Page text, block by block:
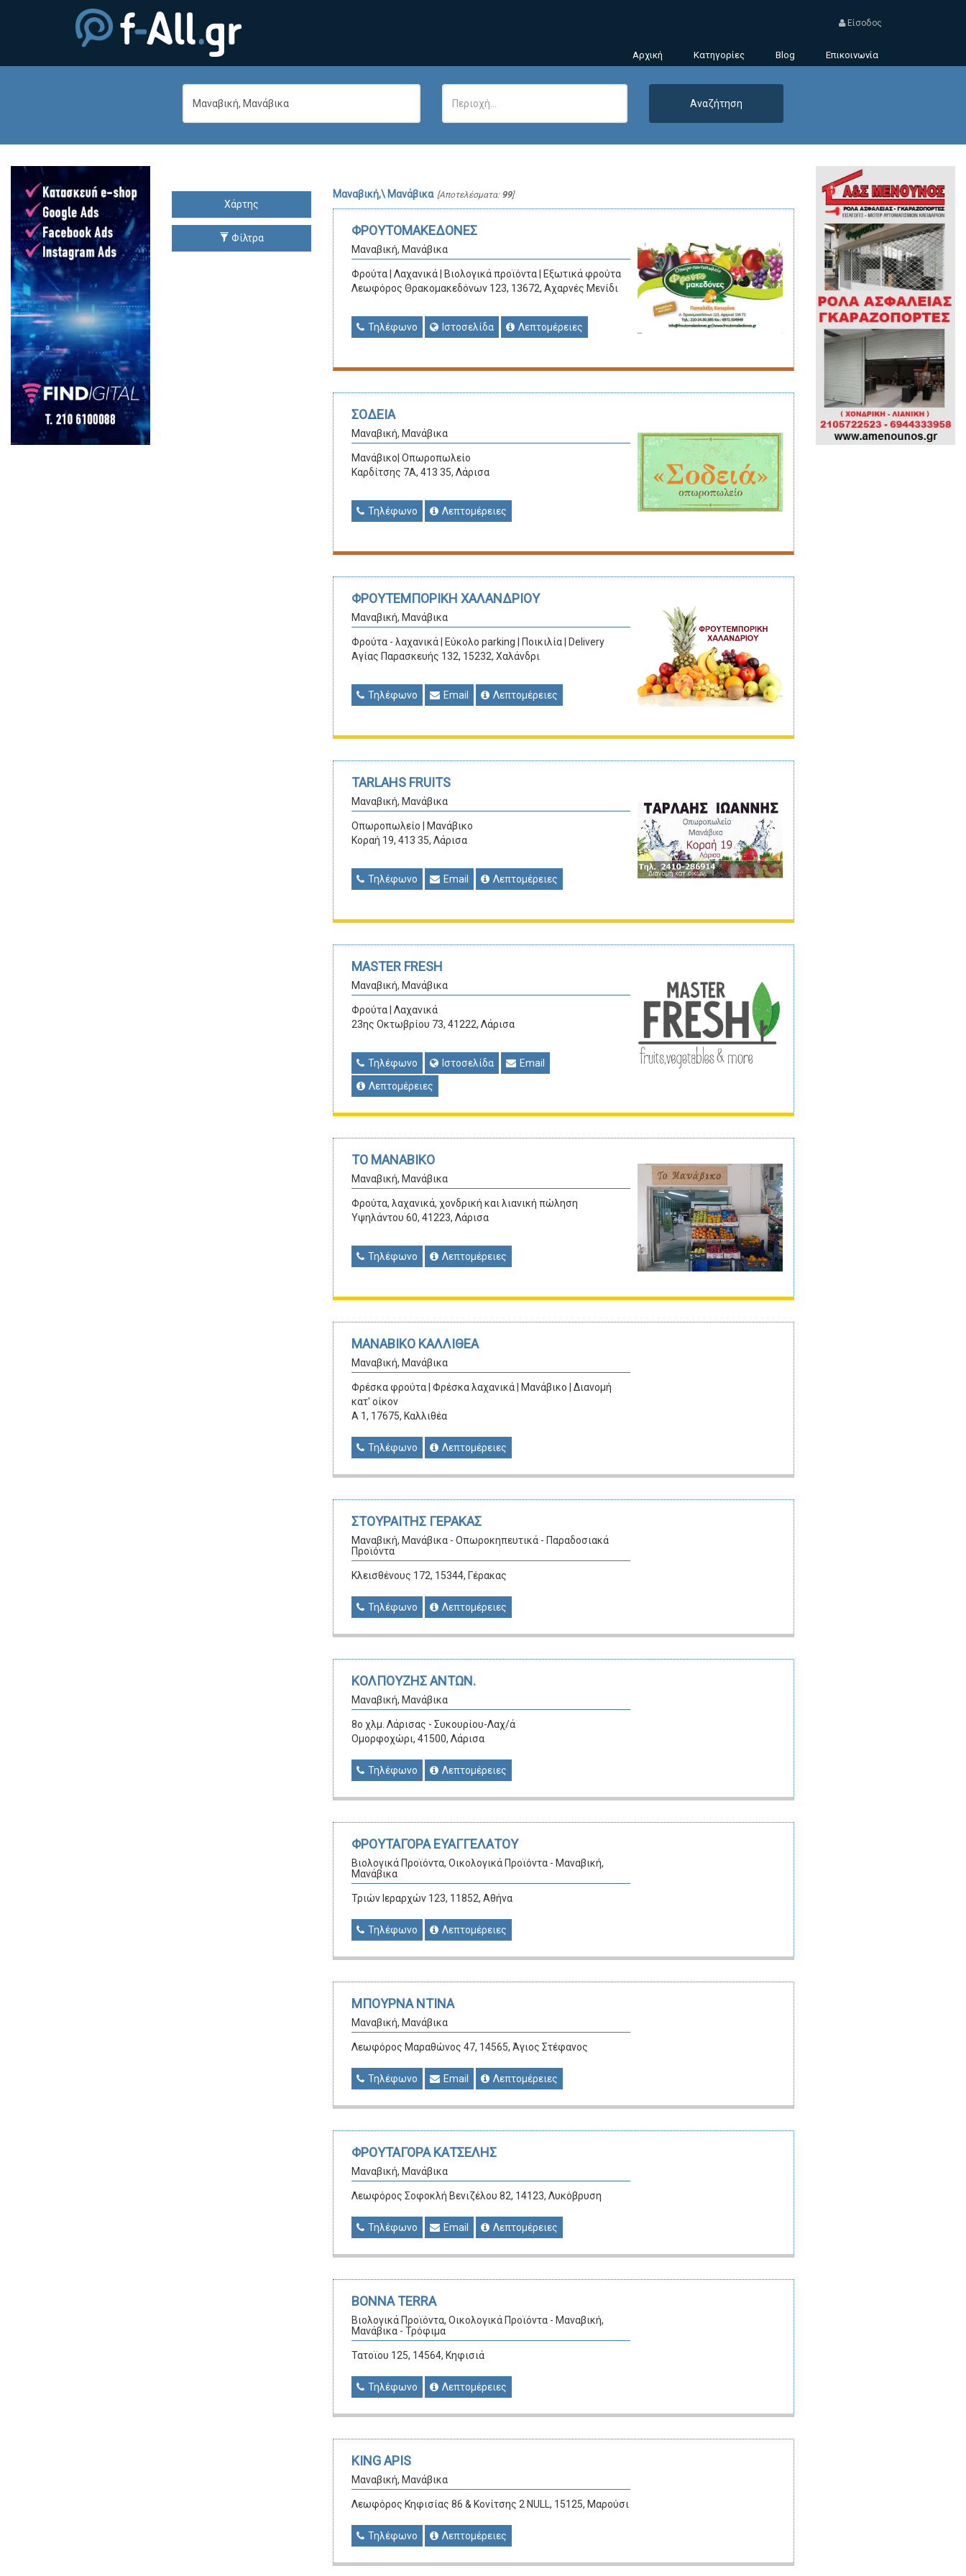
Είσοδος
Αρχική Κατηγορίες Blog Επικοινωνία
Χάρτης
Φίλτρα
Μαναβική,\ Μανάβικα [Αποτελέσματα: 99]
ΦΡΟΥΤΟΜΑΚΕΔΟΝΕΣ
Μαναβική, Μανάβικα
Φρούτα | Λαχανικά | Βιολογικά προϊόντα | Εξωτικά φρούτα
Λεωφόρος Θρακομακεδόνων 123, 13672, Αχαρνές Μενίδι
Τηλέφωνο Ιστοσελίδα Λεπτομέρειες
ΣΟΔΕΙΑ
Μαναβική, Μανάβικα
Μανάβικο| Οπωροπωλείο
Καρδίτσης 7Α, 413 35, Λάρισα
Τηλέφωνο Λεπτομέρειες
ΦΡΟΥΤΕΜΠΟΡΙΚΗ ΧΑΛΑΝΔΡΙΟΥ
Μαναβική, Μανάβικα
Φρούτα - λαχανικά | Εύκολο parking | Ποικιλία | Delivery
Αγίας Παρασκευής 132, 15232, Χαλάνδρι
Τηλέφωνο Email Λεπτομέρειες
TARLAHS FRUITS
Μαναβική, Μανάβικα
Οπωροπωλείο | Μανάβικο
Κοραή 19, 413 35, Λάρισα
Τηλέφωνο Email Λεπτομέρειες
MASTER FRESH
Μαναβική, Μανάβικα
Φρούτα | Λαχανικά
23ης Οκτωβρίου 73, 41222, Λάρισα
Τηλέφωνο Ιστοσελίδα
Email
Λεπτομέρειες
ΤΟ ΜΑΝΑΒΙΚΟ
Μαναβική, Μανάβικα
Φρούτα, λαχανικά, χονδρική και λιανική πώληση
Υψηλάντου 60, 41223, Λάρισα
Τηλέφωνο Λεπτομέρειες
ΜΑΝΑΒΙΚΟ ΚΑΛΛΙΘΕΑ
Μαναβική, Μανάβικα
Φρέσκα φρούτα | Φρέσκα λαχανικά | Μανάβικο | Διανομή
κατ' οίκον
Α 1, 17675, Καλλιθέα
Τηλέφωνο Λεπτομέρειες
ΣΤΟΥΡΑΙΤΗΣ ΓΕΡΑΚΑΣ
Μαναβική, Μανάβικα - Οπωροκηπευτικά - Παραδοσιακά
Προϊόντα
Κλεισθένους 172, 15344, Γέρακας
Τηλέφωνο Λεπτομέρειες
ΚΟΛΠΟΥΖΗΣ ΑΝΤΩΝ.
Μαναβική, Μανάβικα
8ο χλμ. Λάρισας - Συκουρίου-Λαχ/ά
Ομορφοχώρι, 41500, Λάρισα
Τηλέφωνο Λεπτομέρειες
ΦΡΟΥΤΑΓΟΡΑ ΕΥΑΓΓΕΛΑΤΟΥ
Βιολογικά Προϊόντα, Οικολογικά Προϊόντα - Μαναβική,
Μανάβικα
Τριών Ιεραρχών 123, 11852, Αθήνα
Τηλέφωνο Λεπτομέρειες
ΜΠΟΥΡΝΑ ΝΤΙΝΑ
Μαναβική, Μανάβικα
Λεωφόρος Μαραθώνος 47, 14565, Άγιος Στέφανος
Τηλέφωνο Email Λεπτομέρειες
ΦΡΟΥΤΑΓΟΡΑ ΚΑΤΣΕΛΗΣ
Μαναβική, Μανάβικα
Λεωφόρος Σοφοκλή Βενιζέλου 82, 14123, Λυκόβρυση
Τηλέφωνο Email Λεπτομέρειες
BONNA TERRA
Βιολογικά Προϊόντα, Οικολογικά Προϊόντα - Μαναβική,
Μανάβικα - Τρόφιμα
Τατοϊου 125, 14564, Κηφισιά
Τηλέφωνο Λεπτομέρειες
KING APIS
Μαναβική, Μανάβικα
Λεωφόρος Κηφισίας 86 & Κονίτσης 2 NULL, 15125, Μαρούσι
Τηλέφωνο Λεπτομέρειες